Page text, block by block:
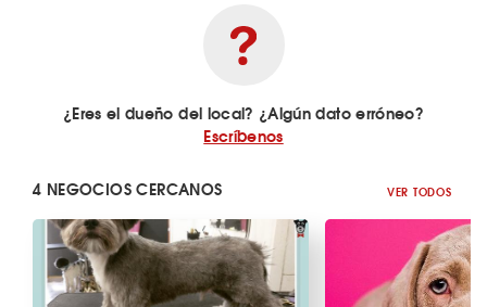
¿Eres el dueño del local? ¿Algún dato erróneo?
Escríbenos
4 NEGOCIOS CERCANOS VER TODOS